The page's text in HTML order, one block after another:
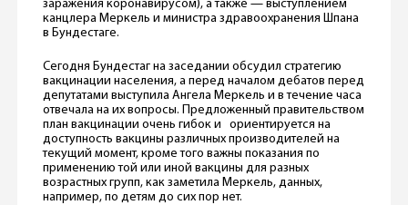
заражения коронавирусом), а также — выступлением
канцлера Меркель и министра здравоохранения Шпана
в Бундестаге.
Сегодня Бундестаг на заседании обсудил стратегию
вакцинации населения, а перед началом дебатов перед
депутатами выступила Ангела Меркель и в течение часа
отвечала на их вопросы. Предложенный правительством
план вакцинации очень гибок и ориентируется на
доступность вакцины различных производителей на
текущий момент, кроме того важны показания по
применению той или иной вакцины для разных
возрастных групп, как заметила Меркель, данных,
например, по детям до сих пор нет.